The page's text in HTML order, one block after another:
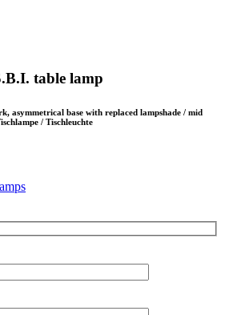
table lamp
asymmetrical base with replaced lampshade / mid
/ Tischleuchte